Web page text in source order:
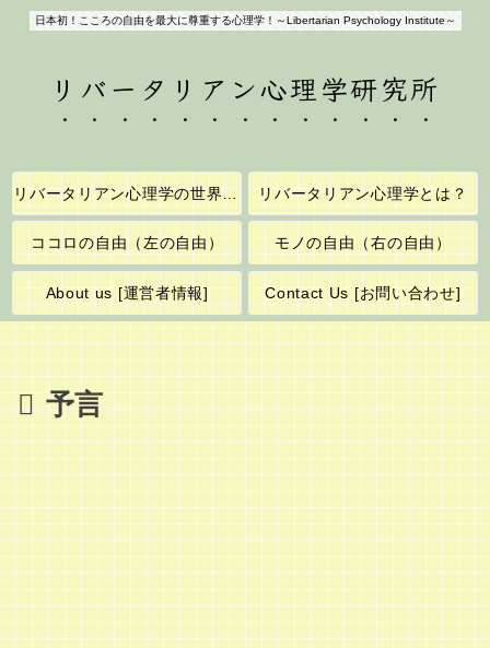
日本初！こころの自由を最大に尊重する心理学！～Libertarian Psychology Institute～
リバータリアン心理学研究所
リバータリアン心理学の世界へようこそ！ リバータリアン心理学とは？
ココロの自由（左の自由） モノの自由（右の自由）
About us [運営者情報] Contact Us [お問い合わせ]
予言